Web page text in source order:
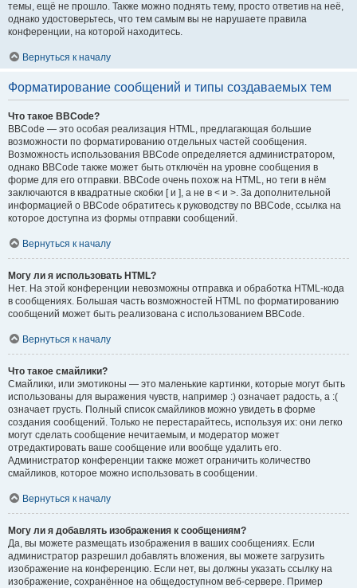
темы, ещё не прошло. Также можно поднять тему, просто ответив на неё,
однако удостоверьтесь, что тем самым вы не нарушаете правила
конференции, на которой находитесь.
Вернуться к началу
Форматирование сообщений и типы создаваемых тем
Что такое BBCode?
BBCode — это особая реализация HTML, предлагающая большие
возможности по форматированию отдельных частей сообщения.
Возможность использования BBCode определяется администратором,
однако BBCode также может быть отключён на уровне сообщения в
форме для его отправки. BBCode очень похож на HTML, но теги в нём
заключаются в квадратные скобки [ и ], а не в < и >. За дополнительной
информацией о BBCode обратитесь к руководству по BBCode, ссылка на
которое доступна из формы отправки сообщений.
Вернуться к началу
Могу ли я использовать HTML?
Нет. На этой конференции невозможны отправка и обработка HTML-кода
в сообщениях. Большая часть возможностей HTML по форматированию
сообщений может быть реализована с использованием BBCode.
Вернуться к началу
Что такое смайлики?
Смайлики, или эмотиконы — это маленькие картинки, которые могут быть
использованы для выражения чувств, например :) означает радость, а :(
означает грусть. Полный список смайликов можно увидеть в форме
создания сообщений. Только не перестарайтесь, используя их: они легко
могут сделать сообщение нечитаемым, и модератор может
отредактировать ваше сообщение или вообще удалить его.
Администратор конференции также может ограничить количество
смайликов, которое можно использовать в сообщении.
Вернуться к началу
Могу ли я добавлять изображения к сообщениям?
Да, вы можете размещать изображения в ваших сообщениях. Если
администратор разрешил добавлять вложения, вы можете загрузить
изображение на конференцию. Если нет, вы должны указать ссылку на
изображение, сохранённое на общедоступном веб-сервере. Пример